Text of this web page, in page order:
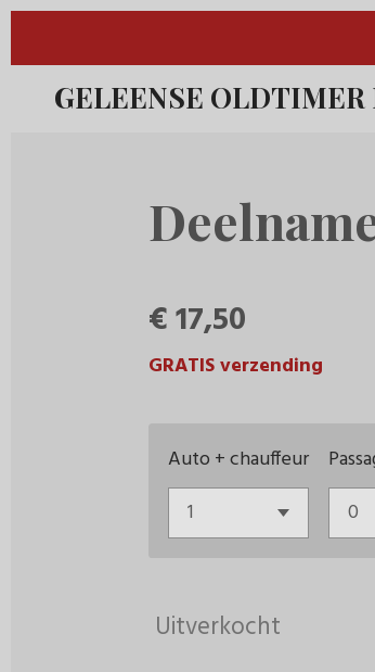
direct
GELEENSE OLDTIMER
€ 17,50
GRATIS verzending
Auto + chauffeur
Uitverkocht